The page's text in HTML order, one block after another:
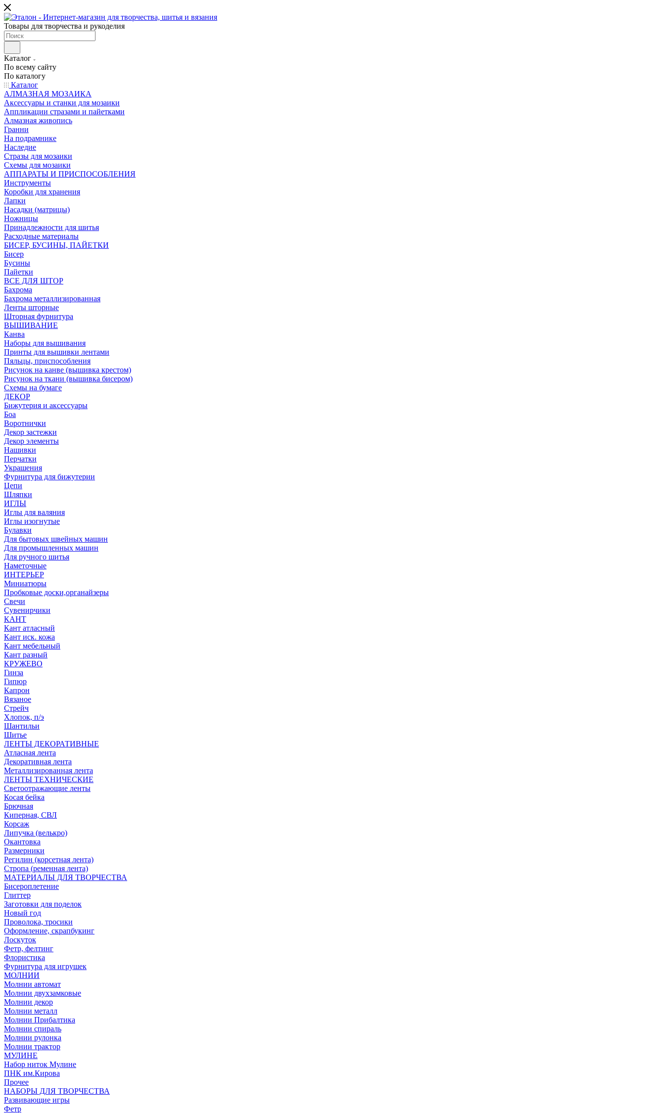
Товары для творчества и рукоделия
Каталог
По всему сайту
По каталогу
Каталог
АЛМАЗНАЯ МОЗАИКА
Аксессуары и станки для мозаики
Аппликации стразами и пайетками
Алмазная живопись
Гранни
На подрамнике
Наследие
Стразы для мозаики
Схемы для мозаики
АППАРАТЫ И ПРИСПОСОБЛЕНИЯ
Инструменты
Коробки для хранения
Лапки
Насадки (матрицы)
Ножницы
Принадлежности для шитья
Расходные материалы
БИСЕР, БУСИНЫ, ПАЙЕТКИ
Бисер
Бусины
Пайетки
ВСЕ ДЛЯ ШТОР
Бахрома
Бахрома металлизированная
Ленты шторные
Шторная фурнитура
ВЫШИВАНИЕ
Канва
Наборы для вышивания
Принты для вышивки лентами
Пяльцы, приспособления
Рисунок на канве (вышивка крестом)
Рисунок на ткани (вышивка бисером)
Схемы на бумаге
ДЕКОР
Бижутерия и аксессуары
Боа
Воротнички
Декор застежки
Декор элементы
Нашивки
Перчатки
Украшения
Фурнитура для бижутерии
Цепи
Шляпки
ИГЛЫ
Иглы для валяния
Иглы изогнутые
Булавки
Для бытовых швейных машин
Для промышленных машин
Для ручного шитья
Наметочные
ИНТЕРЬЕР
Миниатюры
Пробковые доски,органайзеры
Свечи
Сувенирчики
КАНТ
Кант атласный
Кант иск. кожа
Кант мебельный
Кант разный
КРУЖЕВО
Гинза
Гипюр
Капрон
Вязаное
Стрейч
Хлопок, п/э
Шантильи
Шитье
ЛЕНТЫ ДЕКОРАТИВНЫЕ
Атласная лента
Декоративная лента
Металлизированная лента
ЛЕНТЫ ТЕХНИЧЕСКИЕ
Светоотражающие ленты
Косая бейка
Брючная
Киперная, СВЛ
Корсаж
Липучка (велькро)
Окантовка
Размерники
Регилин (корсетная лента)
Стропа (ременная лента)
МАТЕРИАЛЫ ДЛЯ ТВОРЧЕСТВА
Бисероплетение
Глиттер
Заготовки для поделок
Новый год
Проволока, тросики
Оформление, скрапбукинг
Лоскуток
Фетр, фелтинг
Флористика
Фурнитура для игрушек
МОЛНИИ
Молнии автомат
Молнии двухзамковые
Молнии декор
Молнии металл
Молнии Прибалтика
Молнии спираль
Молнии рулонка
Молнии трактор
МУЛИНЕ
Набор ниток Мулине
ПНК им.Кирова
Прочее
НАБОРЫ ДЛЯ ТВОРЧЕСТВА
Развивающие игры
Фетр